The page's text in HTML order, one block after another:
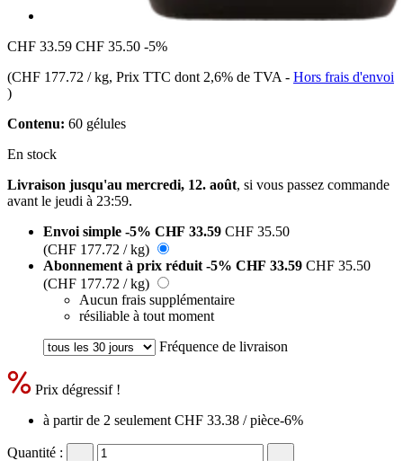
CHF 33.59 CHF 35.50 -5%
(CHF 177.72 / kg, Prix TTC dont 2,6% de TVA - Hors frais d'envoi
)
Contenu: 60 gélules
En stock
Livraison jusqu'au mercredi, 12. août, si vous passez commande
avant le jeudi à 23:59.
Envoi simple -5% CHF 33.59 CHF 35.50
(CHF 177.72 / kg)
Abonnement à prix réduit -5% CHF 33.59 CHF 35.50
(CHF 177.72 / kg)
Aucun frais supplémentaire
résiliable à tout moment
Fréquence de livraison
Prix dégressif !
à partir de 2 seulement CHF 33.38 / pièce-6%
Quantité :